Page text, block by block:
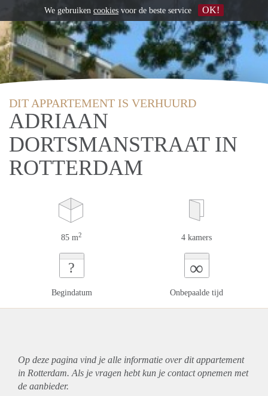
DIT APPARTEMENT IS VERHUURD
ADRIAAN
DORTSMANSTRAAT IN
ROTTERDAM
85 m2 4 kamers
?
Begindatum
∞
Onbepaalde tijd
Op deze pagina vind je alle informatie over ditappartement
in Rotterdam. Als je vragen hebt kun je contact opnemen met
de aanbieder.
We gebruiken cookies voor de beste service OK!